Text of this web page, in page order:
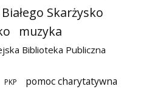
Skarżysko
muzyka
Biblioteka Publiczna
PKP
pomoc charytatywna